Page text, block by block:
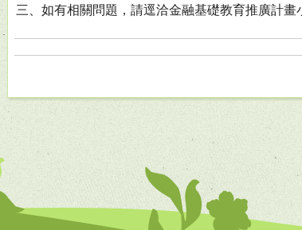
三、如有相關問題，請逕洽金融基礎教育推廣計畫